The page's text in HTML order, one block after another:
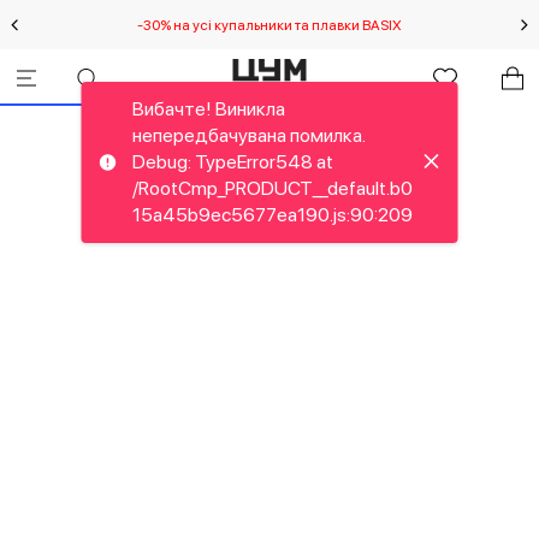
-30% на усі купальники та плавки BASIX
Вибачте! Виникла
непередбачувана помилка.
Debug: TypeError548 at
/RootCmp_PRODUCT__default.b0
15a45b9ec5677ea190.js:90:209